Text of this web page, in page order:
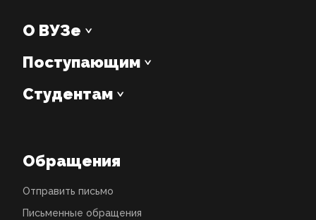
О ВУЗе
Поступающим
Студентам
Обращения
Отправить письмо
Письменные обращения